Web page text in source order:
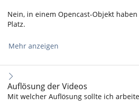
Nein, in einem Opencast-Objekt
Platz.
Mehr anzeigen
Auflösung der Videos
Mit welcher Auflösung sollte ich